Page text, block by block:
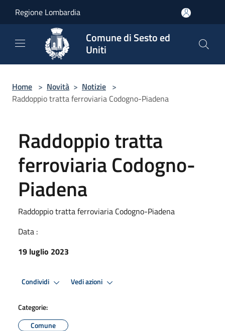
Regione Lombardia
Comune di Sesto ed
Uniti
Home > Novità > Notizie >
Raddoppio tratta ferroviaria Codogno-Piadena
Raddoppio tratta
ferroviaria Codogno-
Piadena
Raddoppio tratta ferroviaria Codogno-Piadena
Data :
19 luglio 2023
Condividi Vedi azioni
Categorie:
Comune